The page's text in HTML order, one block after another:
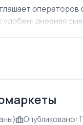
дневная
Опубликовано: